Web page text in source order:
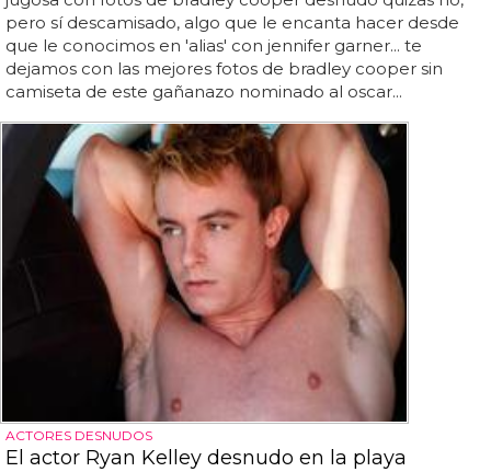
pero sí descamisado, algo que le encanta hacer desde
que le conocimos en 'alias' con jennifer garner... te
dejamos con las mejores fotos de bradley cooper sin
camiseta de este gañanazo nominado al oscar...
ACTORES DESNUDOS
El actor Ryan Kelley desnudo en la playa